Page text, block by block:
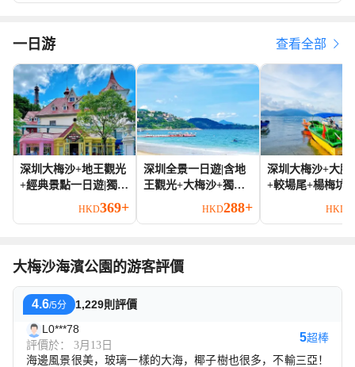
一日游 查看全部
深圳大梅沙+地王觀光
+經典景點一日遊|獨立
HKD369+
深圳全景一日遊|含地
王觀光+大梅沙+獨立
HKD288+
深圳大梅沙+大鵬
+較場尾+楊梅坑
HKD
大梅沙海濱公園的游客評價
4.6/5分
1,229則評價
L0***78
評價於： 3月13日
5超棒
海邊風景很美，玻璃一樣的大海，椰子樹也很多，不輸三亞！